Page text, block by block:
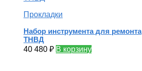
Прокладки
Набор инструмента для ремонта
ТНВД
40 480 ₽ В корзину